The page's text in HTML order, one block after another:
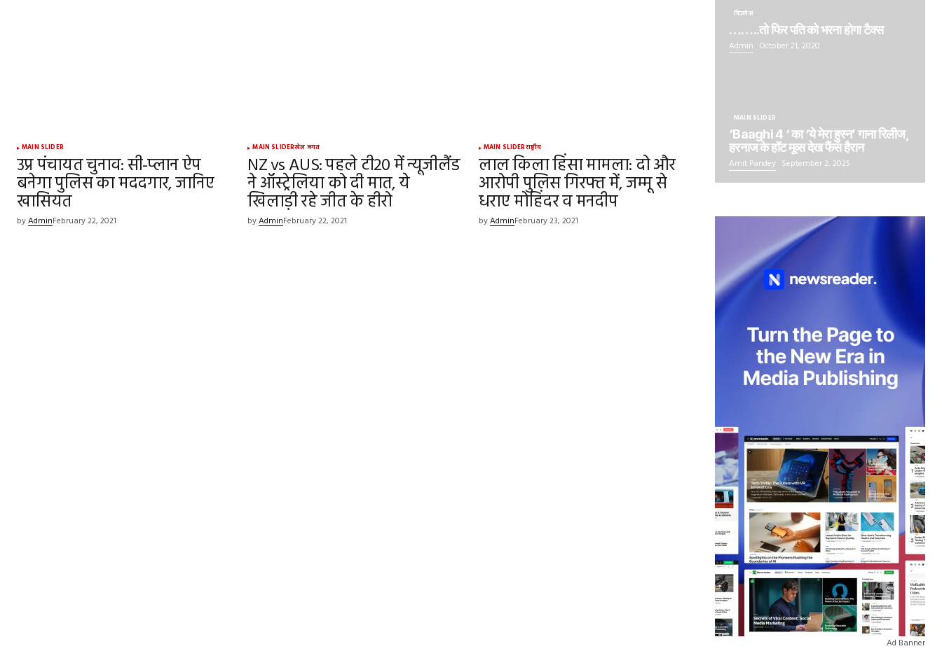
MAIN SLIDER
उप्र पंचायत चुनाव: सी-प्लान ऐप
बनेगा पुलिस का मददगार, जानिए
खासियत
byAdminFebruary 22, 2021
MAIN SLIDERखेल जगत
NZ vs AUS: पहले टी20 में न्यूजीलैंड
ने ऑस्ट्रेलिया को दी मात, ये
खिलाड़ी रहे जीत के हीरो
byAdminFebruary 22, 2021
MAIN SLIDERराष्ट्रीय
लाल किला हिंसा मामला: दो और
आरोपी पुलिस गिरफ्त में, जम्मू से
धराए मोहिंदर व मनदीप
byAdminFebruary 23, 2021
बिज़नेस
……..तो फिर पति को भरना होगा टैक्स
Admin October 21, 2020
MAIN SLIDER
‘Baaghi 4 ‘ का ‘ये मेरा हुस्न’ गाना रिलीज,
हरनाज के हॉट मूव्स देख फैंस हैरान
Amit Pandey September 2, 2025
Ad Banner